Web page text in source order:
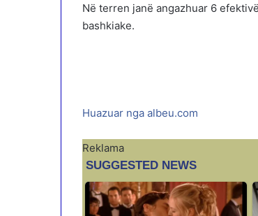
Në terren janë angazhuar 6
bashkiake.
Huazuar nga albeu.com
Reklama